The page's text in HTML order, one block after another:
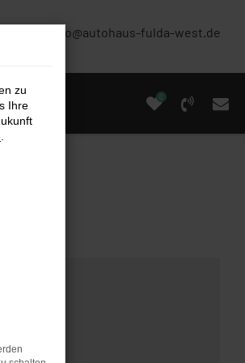
info@autohaus-fulda-west.de
0
zu
Ihre